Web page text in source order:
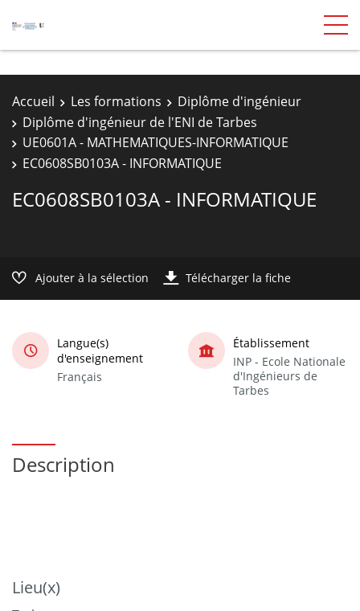
Accueil Les formations
Diplôme d'ingénieur
Diplôme d'ingénieur de l'ENI de Tarbes
UE0601A - MATHEMATIQUES-INFORMATIQUE
EC0608SB0103A - INFORMATIQUE
EC0608SB0103A - INFORMATIQUE
Ajouter à la sélection Télécharger la fiche
Langue(s)
d'enseignement
Français
Établissement
INP - Ecole Nationale
d'Ingénieurs de
Tarbes
Description
Lieu(x)